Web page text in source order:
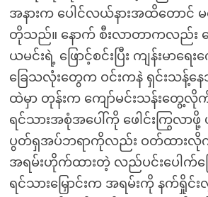
အနားက ပေါင်လယ်နားအထိတောင် မ
တိုသည်။ နောက် စီးလာတာကလည်း ဒေ
ယမင်းရဲ့ ဖြောင့်စင်းပြီး ကျန်းမာရေ
ခြေသလုံးတွေက ဝင်းကနဲ ရှင်းသန့်နေ
ထဲမှာ တုန်းက ကျော်မင်းသန်းတွေ့
ရင်သားအစုံအပေါ်ကို ဖေါင်းကြွလာဖို့
ပွတ်ရှအပ်ဘရာကိုလည်း ဝတ်ထားလို
အရမ်းဟိုက်ထားတဲ့ လည်ပင်းပေါက်က
ရင်သားမြှောင်းက အရမ်းကို နက်ရှိုင်းလွ